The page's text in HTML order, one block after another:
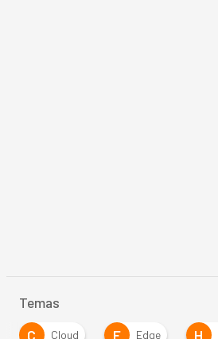
Temas
C
Cloud E Edge H